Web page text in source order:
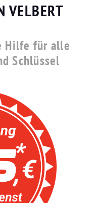
VELBERT
Hilfe für alle
Schlüssel